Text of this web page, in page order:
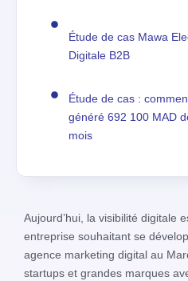
Étude de cas Mawa
Digitale B2B
Étude de cas :
généré 692 100 MAD
mois
Aujourd’hui, la visibilité digitale
entreprise souhaitant se
agence marketing digital au
startups et grandes marques